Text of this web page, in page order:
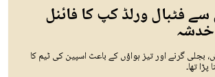
فٹبال ورلڈ کپ کا فائنل
خدشہ
بجلی گرنے اور تیز ہواؤں کے باعث اسپین کی ٹیم کا
تھا۔